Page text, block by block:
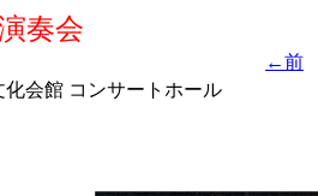
奏会
←前
会館 コンサートホール